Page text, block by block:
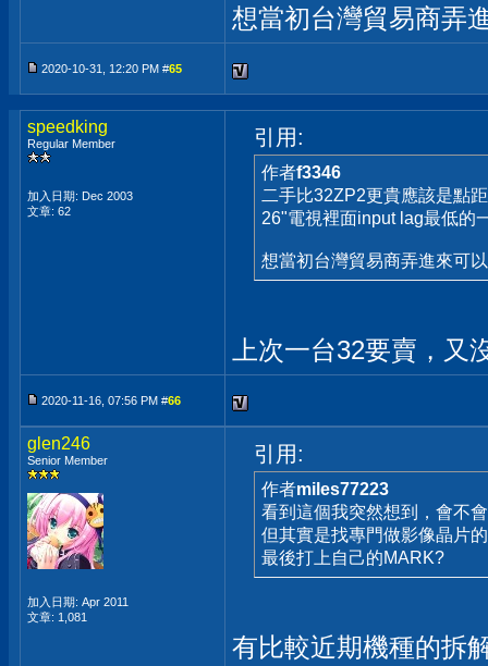
想當初台灣貿易商弄
2020-10-31, 12:20 PM #65
speedking
Regular Member
加入日期: Dec 2003
文章: 62
引用:
作者f3346
二手比32ZP2更貴應該是點
26"電視裡面input lag最低的
想當初台灣貿易商弄進來可
上次一台32要賣，又
2020-11-16, 07:56 PM #66
glen246
Senior Member
加入日期: Apr 2011
文章: 1,081
引用:
作者miles77223
看到這個我突然想到，會不
但其實是找專門做影像晶片
最後打上自己的MARK?
有比較近期機種的拆